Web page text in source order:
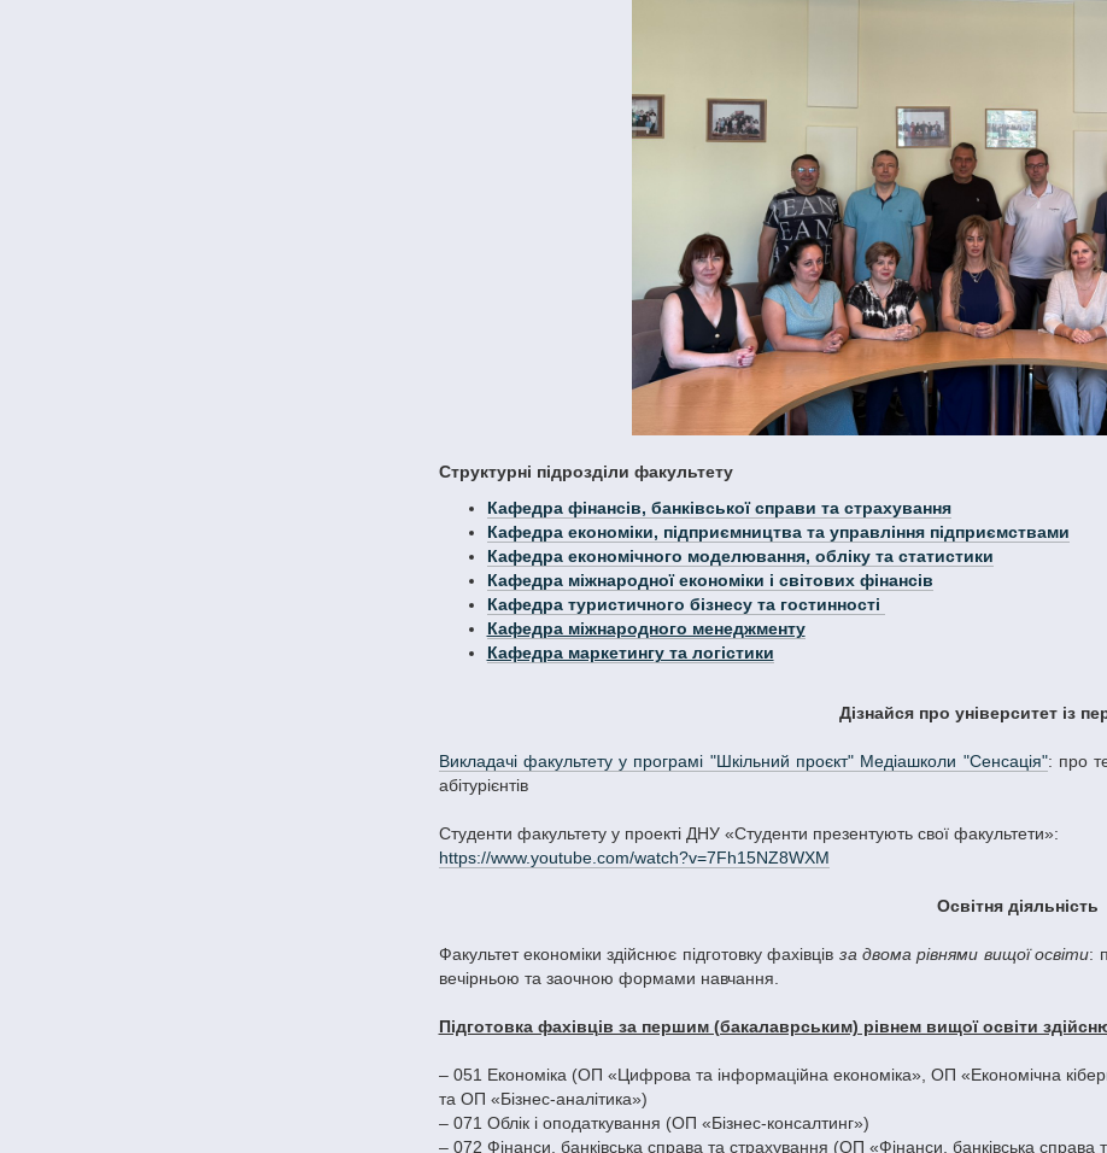
Структурні підрозділи факультету
Кафедра фінансів, банківської справи та страхування
Кафедра економіки, підприємництва та управління підприємствами
Кафедра економічного моделювання, обліку та статистики
Кафедра міжнародної економіки і світових фінансів
Кафедра туристичного бізнесу та гостинності
Кафедра міжнародного менеджменту
Кафедра маркетингу та логістики
Дізнайся про університет із
Викладачі факультету у програмі "Шкільний проєкт" Медіашколи "Сенсація": про
абітурієнтів
Студенти факультету у проекті ДНУ «Студенти презентують свої факультети»:
https://www.youtube.com/watch?v=7Fh15NZ8WXM
Освітня діяльність
Факультет економіки здійснює підготовку фахівців за двома рівнями вищої освіти:
вечірньою та заочною формами навчання.
Підготовка фахівців за першим (бакалаврським) рівнем вищої освіти
– 051 Економіка (ОП «Цифрова та інформаційна економіка», ОП «Економічна
та ОП «Бізнес-аналітика»)
– 071 Облік і оподаткування (ОП «Бізнес-консалтинг»)
– 072 Фінанси, банківська справа та страхування (ОП «Фінанси, банківська справа